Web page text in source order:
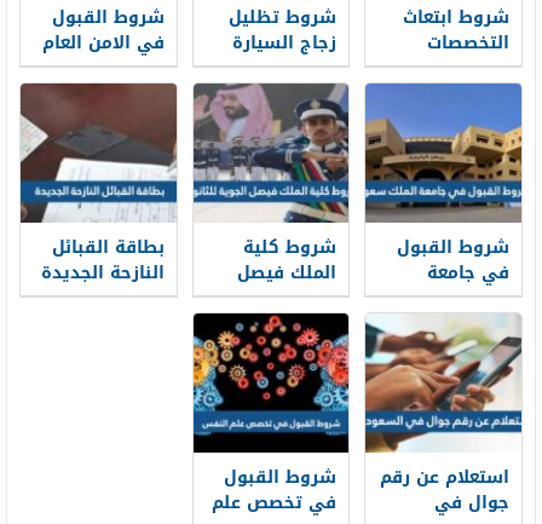
شروط ابتعاث
التخصصات
الصحية بعد
الثانوي 1448
شروط تظليل
زجاج السيارة
المرور السعودي
1448
شروط القبول
في الامن العام
1448
شروط القبول
في جامعة
الملك سعود
1448 والأوراق
المطلوبة
شروط كلية
الملك فيصل
الجوية للثانوي
1448 ونسب
القبول
بطاقة القبائل
النازحة الجديدة
1448
استعلام عن رقم
جوال في
شروط القبول
في تخصص علم